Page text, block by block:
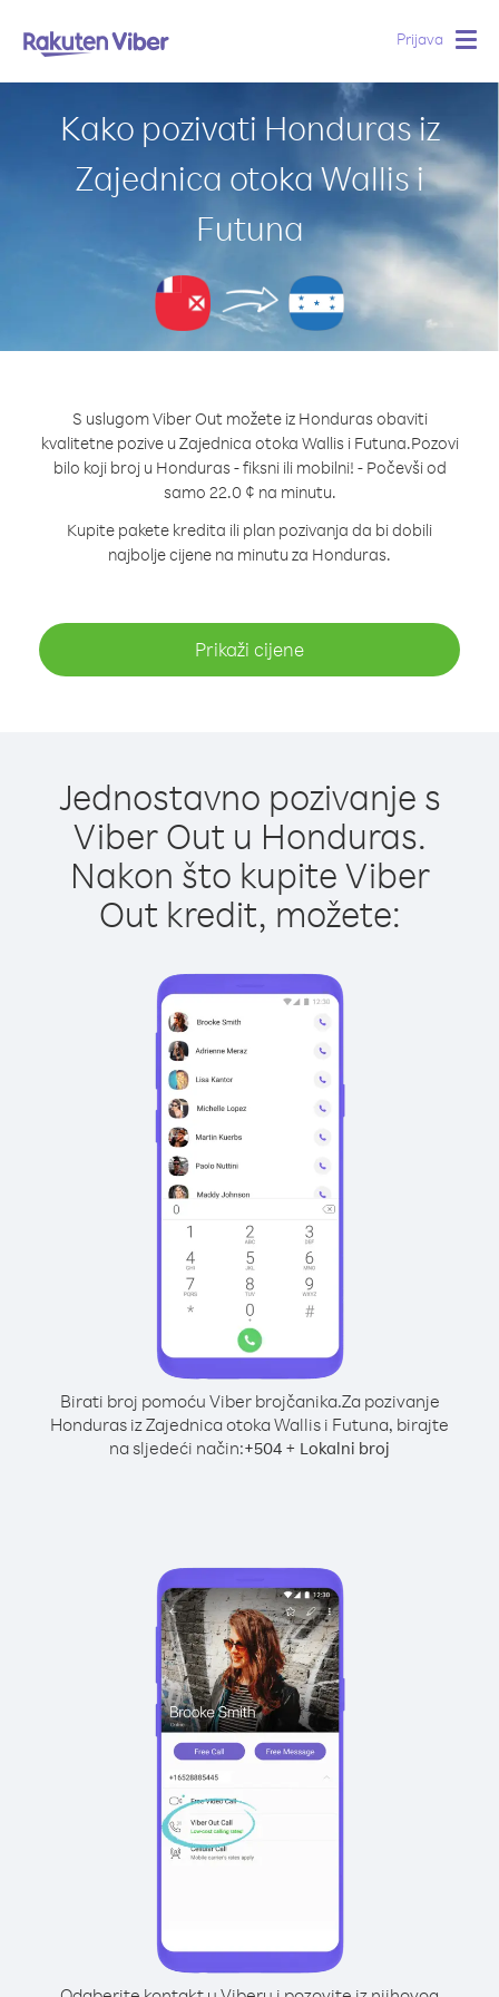
Prijava
Kako pozivati Honduras iz
Zajednica otoka Wallis i
Futuna
S uslugom Viber Out možete iz Honduras obaviti
kvalitetne pozive u Zajednica otoka Wallis i Futuna.Pozovi
bilo koji broj u Honduras - fiksni ili mobilni! - Počevši od
samo 22.0 ¢ na minutu.
Kupite pakete kredita ili plan pozivanja da bi dobili
najbolje cijene na minutu za Honduras.
Prikaži cijene
Jednostavno pozivanje s
Viber Out u Honduras.
Nakon što kupite Viber
Out kredit, možete:
Birati broj pomoću Viber brojčanika.Za pozivanje
Honduras iz Zajednica otoka Wallis i Futuna, birajte
na sljedeći način:+504 + Lokalni broj